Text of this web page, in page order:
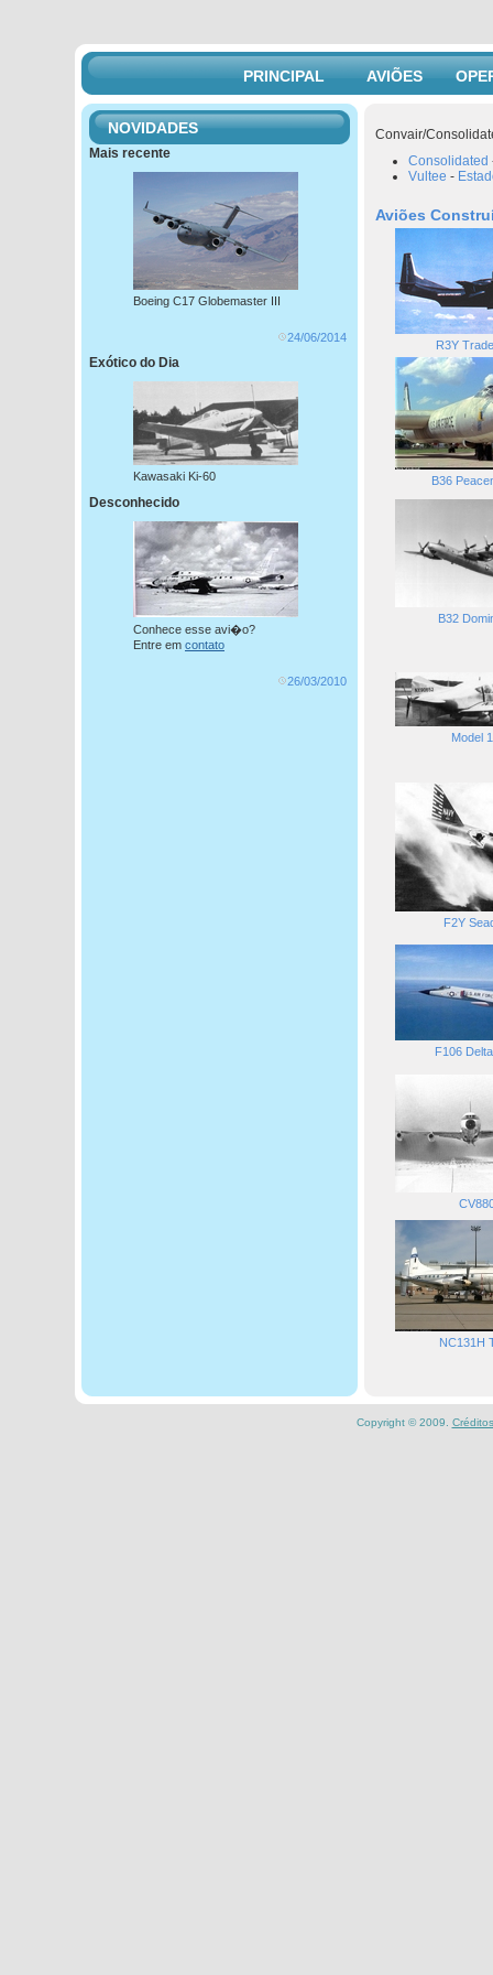
PRINCIPAL AVIÕES
Convair/
Consolidated
Vultee -
Aviões
R3Y
B36
B32
Model
F2Y
F106
NC131H
NOVIDADES
Mais recente
Boeing C17 Globemaster III
24/06/2014
Exótico do Dia
Kawasaki Ki-60
Desconhecido
Conhece esse avi�o?
Entre em contato
26/03/2010
Copyright © 2009. Créditos